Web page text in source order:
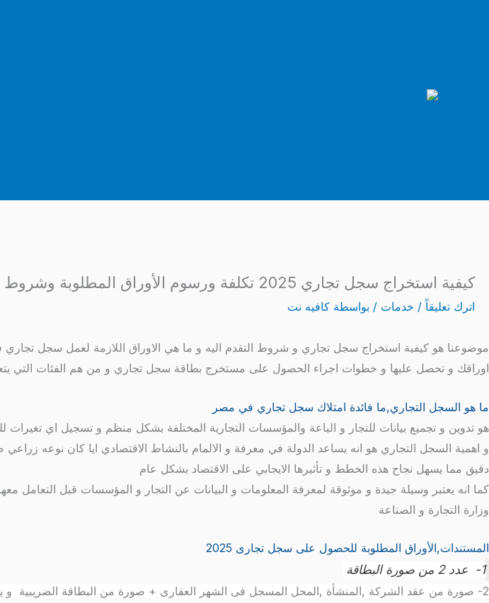
كيفية استخراج سجل تجاري 2025 تكلفة ورسوم الأوراق المطلوبة وشروط الحصول عليه في مصر
اترك تعليقاً / خدمات / بواسطة كافيه نت
موضوعنا هو كيفية استخراج سجل تجاري و شروط التقدم اليه و ما هي الاوراق اللازمة لعمل سجل
اوراقك و تحصل عليها و خطوات اجراء الحصول على مستخرج بطاقة سجل تجاري و من هم الفئات التي
ما هو السجل التجاري,ما فائدة امتلاك سجل تجاري في مصر
هو تدوين و تجميع بيانات للتجار و الباعة والمؤسسات التجارية المختلفة بشكل منظم و تسجيل اي تغيرات
و اهمية السجل التجاري هو انه يساعد الدولة في معرفة و الالمام بالنشاط الاقتصادي ايا كان نوعه
دقيق مما يسهل نجاح هذه الخطط و تأثيرها الايجابي على الاقتصاد بشكل عام
كما انه يعتبر وسيلة جيدة و موثوقة لمعرفة المعلومات و البيانات عن التجار و المؤسسات قبل
وزارة التجارة و الصناعة
المستندات,الأوراق المطلوبة للحصول على سجل تجارى 2025
1- عدد 2 من صورة البطاقة
2- صورة من عقد الشركة ,المنشأة ,المحل المسجل فى الشهر العقارى + صورة من البطاقة الضريبية